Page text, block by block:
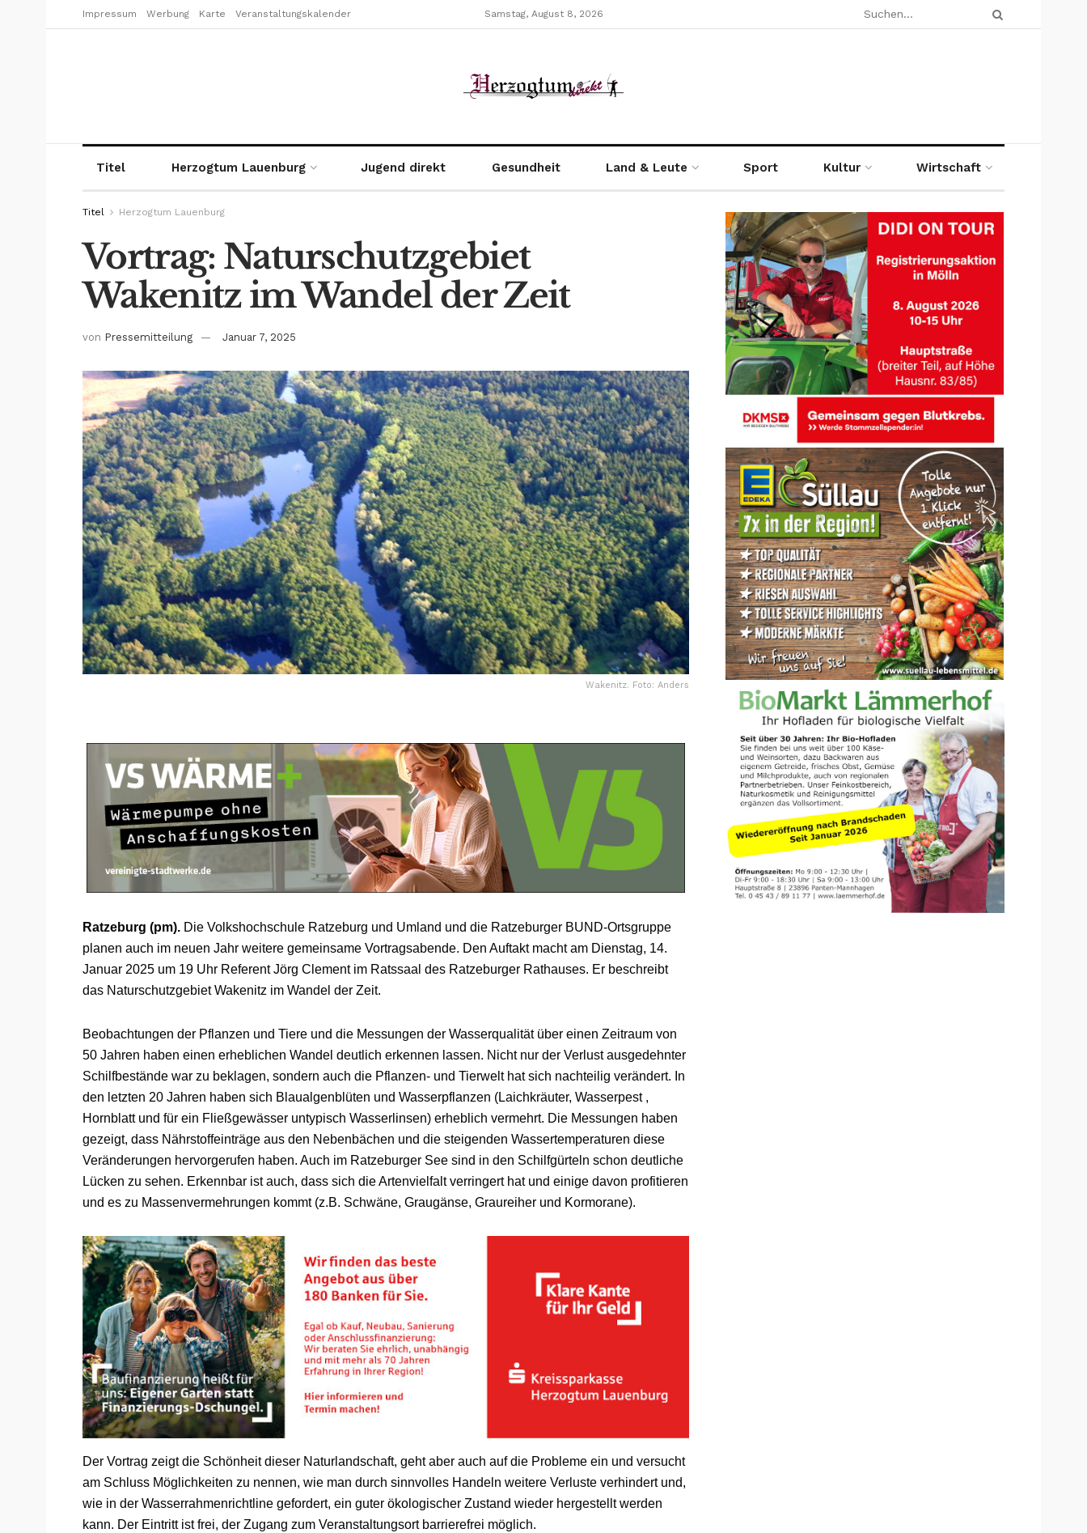
Impressum Werbung Karte Veranstaltungskalender Samstag, August 8, 2026
Titel Herzogtum Lauenburg Jugend direkt Gesundheit Land & Leute Sport Kultur Wirtschaft
Titel Herzogtum Lauenburg
Vortrag: Naturschutzgebiet
Wakenitz im Wandel der Zeit
von Pressemitteilung Januar 7, 2025
Wakenitz. Foto: Anders
Ratzeburg (pm). Die Volkshochschule Ratzeburg und Umland und die Ratzeburger BUND-Ortsgruppe
planen auch im neuen Jahr weitere gemeinsame Vortragsabende. Den Auftakt macht am Dienstag, 14.
Januar 2025 um 19 Uhr Referent Jörg Clement im Ratssaal des Ratzeburger Rathauses. Er beschreibt
das Naturschutzgebiet Wakenitz im Wandel der Zeit.
Beobachtungen der Pflanzen und Tiere und die Messungen der Wasserqualität über einen Zeitraum von
50 Jahren haben einen erheblichen Wandel deutlich erkennen lassen. Nicht nur der Verlust ausgedehnter
Schilfbestände war zu beklagen, sondern auch die Pflanzen- und Tierwelt hat sich nachteilig verändert. In
den letzten 20 Jahren haben sich Blaualgenblüten und Wasserpflanzen (Laichkräuter, Wasserpest ,
Hornblatt und für ein Fließgewässer untypisch Wasserlinsen) erheblich vermehrt. Die Messungen haben
gezeigt, dass Nährstoffeinträge aus den Nebenbächen und die steigenden Wassertemperaturen diese
Veränderungen hervorgerufen haben. Auch im Ratzeburger See sind in den Schilfgürteln schon deutliche
Lücken zu sehen. Erkennbar ist auch, dass sich die Artenvielfalt verringert hat und einige davon profitieren
und es zu Massenvermehrungen kommt (z.B. Schwäne, Graugänse, Graureiher und Kormorane).
Der Vortrag zeigt die Schönheit dieser Naturlandschaft, geht aber auch auf die Probleme ein und versucht
am Schluss Möglichkeiten zu nennen, wie man durch sinnvolles Handeln weitere Verluste verhindert und,
wie in der Wasserrahmenrichtline gefordert, ein guter ökologischer Zustand wieder hergestellt werden
kann. Der Eintritt ist frei, der Zugang zum Veranstaltungsort barrierefrei möglich.